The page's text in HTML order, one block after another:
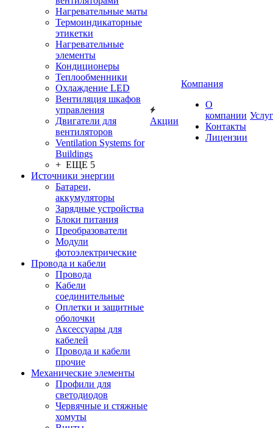
Нагревательные маты
Термоиндикаторные
этикетки
Нагревательные
элементы
Кондиционеры
Теплообменники
Охлаждение LED
Вентиляция шкафов
управления
Двигатели для
вентиляторов
Ventilation Systems for
Buildings
+ ЕЩЕ 5
Источники энергии
Батареи,
аккумуляторы
Зарядные устройства
Блоки питания
Преобразователи
Модули
фотоэлектрические
Провода и кабели
Провода
Кабели
соединительные
Оплетки и защитные
оболочки
Аксессуары для
кабелей
Провода и кабели
прочие
Механические элементы
Профили для
светодиодов
Червячные и стяжные
хомуты
Акции
Компания
О
компании
Контакты
Лицензии